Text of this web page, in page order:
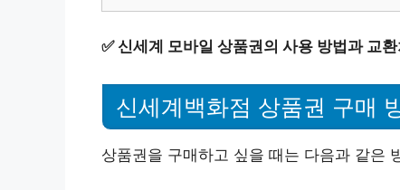
✅신세계 모바일 상품권의 사용 방법과 교
신세계백화점 상품권 구매
상품권을 구매하고 싶을 때는 다음과 같은